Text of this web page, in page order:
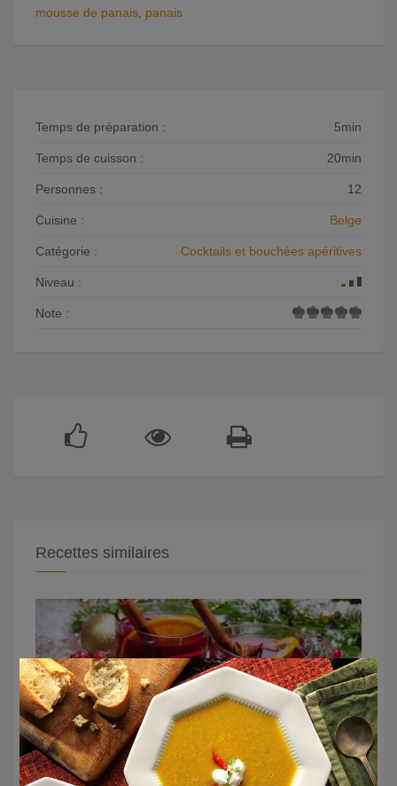
mousse de panais panais
Temps de préparation : 5min
Temps de cuisson : 20min
Personnes : 12
Cuisine : Belge
Catégorie : Cocktails et bouchées apéritives
Niveau :
Note :
Recettes similaires
×